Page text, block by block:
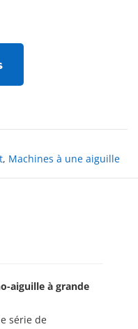
, Machines à une aiguille
aiguille à grande
série de